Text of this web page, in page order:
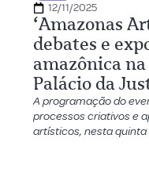
12/11/2025
‘Amazonas
debates e
amazônica
Palácio da
A programação do
processos criativos e
artísticos, nesta quinta